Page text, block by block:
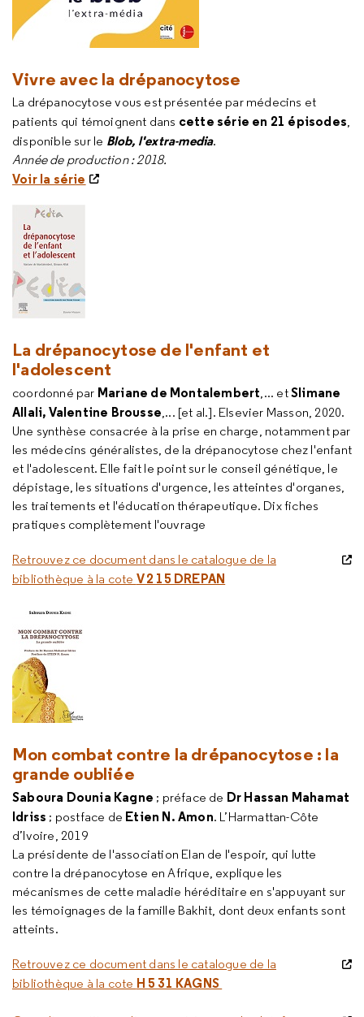
Vivre avec la drépanocytose
La drépanocytose vous est présentée par médecins et
patients qui témoignent dans cette série en 21 épisodes,
disponible sur le Blob, l'extra-media.
Année de production : 2018.
Voir la série
La drépanocytose de l'enfant et
l'adolescent
coordonné par Mariane de Montalembert,... etSlimane
Allali, Valentine Brousse,... [et al.]. Elsevier Masson, 2020.
Une synthèse consacrée à la prise en charge, notamment par
les médecins généralistes, de la drépanocytose chez l'enfant
et l'adolescent. Elle fait le point sur le conseil génétique, le
dépistage, les situations d'urgence, les atteintes d'organes,
les traitements et l'éducation thérapeutique. Dix fiches
pratiques complètement l'ouvrage
Retrouvez ce document dans le catalogue de la
bibliothèque à la cote V 2 15 DREPAN
Mon combat contre la drépanocytose : la
grande oubliée
Saboura Dounia Kagne ; préface de Dr Hassan Mahamat
Idriss ; postface de Etien N. Amon. L’Harmattan-Côte
d’Ivoire, 2019
La présidente de l'association Elan de l'espoir, qui lutte
contre la drépanocytose en Afrique, explique les
mécanismes de cette maladie héréditaire en s'appuyant sur
les témoignages de la famille Bakhit, dont deux enfants sont
atteints.
Retrouvez ce document dans le catalogue de la
bibliothèque à la cote H 5 31 KAGNS